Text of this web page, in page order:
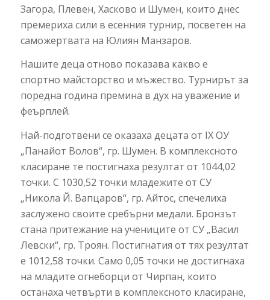
Загора, Плевен, Хасково и Шумен, които днес
премериха сили в есенния турнир, посветен на
саможертвата на Юлиян Манзаров.
Нашите деца отново показава какво е
спортно майсторство и мъжество. Турнирът за
поредна година премина в дух на уважение и
феърплей.
Най-подготвени се оказаха децата от IX ОУ
„Панайот Волов“, гр. Шумен. В комплексното
класиране те постигнаха резултат от 1044,02
точки. С 1030,52 точки младежите от СУ
„Никола Й. Вапцаров“, гр. Айтос, спечелиха
заслужено своите сребърни медали. Бронзът
стана притежание на учениците от СУ „Васил
Левски“, гр. Троян. Постигнатия от тях резултат
е 1012,58 точки. Само 0,05 точки не достигнаха
на младите огнеборци от Чирпан, които
останаха четвърти в комплексното класиране,